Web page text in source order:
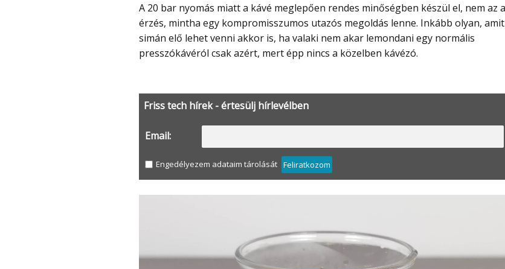
A 20 bar nyomás miatt a kávé meglepően rendes minőségben készül el, nem az az
érzés, mintha egy kompromisszumos utazós megoldás lenne. Inkább olyan, amit
simán elő lehet venni akkor is, ha valaki nem akar lemondani egy normális
presszókávéról csak azért, mert épp nincs a közelben kávézó.
Friss tech hírek - értesülj hírlevélben
Email:
Engedélyezem adataim tárolását Feliratkozom